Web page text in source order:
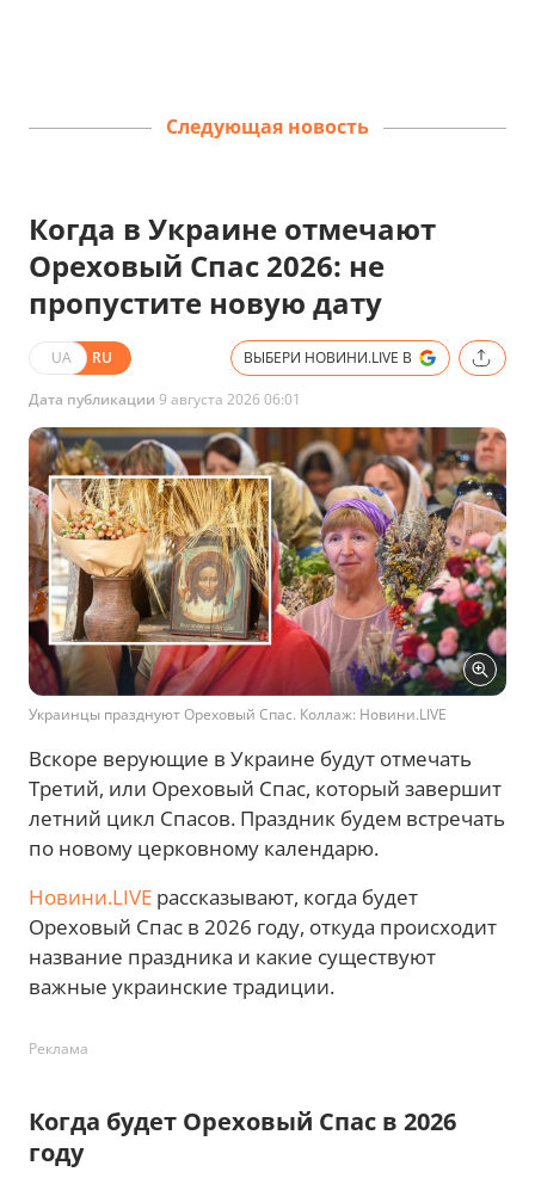
Следующая новость
Когда в Украине отмечают
Ореховый Спас 2026: не
пропустите новую дату
UA RU ВЫБЕРИ НОВИНИ.LIVE В
Дата публикации 9 августа 2026 06:01
Украинцы празднуют Ореховый Спас. Коллаж: Новини.LIVE
Вскоре верующие в Украине будут отмечать
Третий, или Ореховый Спас, который завершит
летний цикл Спасов. Праздник будем встречать
по новому церковному календарю.
Новини.LIVE рассказывают, когда будет
Ореховый Спас в 2026 году, откуда происходит
название праздника и какие существуют
важные украинские традиции.
Реклама
Когда будет Ореховый Спас в 2026
году